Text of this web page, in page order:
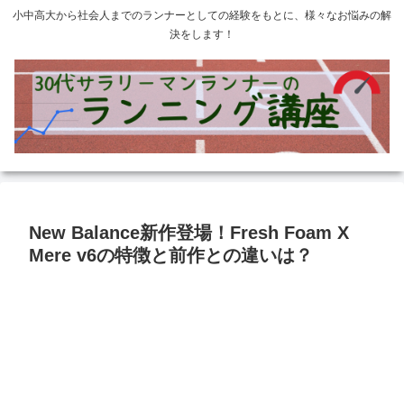
小中高大から社会人までのランナーとしての経験をもとに、様々なお悩みの解
決をします！
New Balance新作登場！Fresh Foam X
Mere v6の特徴と前作との違いは？